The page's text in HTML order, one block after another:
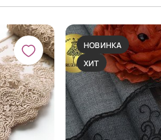
НОВИНКА
ХИТ